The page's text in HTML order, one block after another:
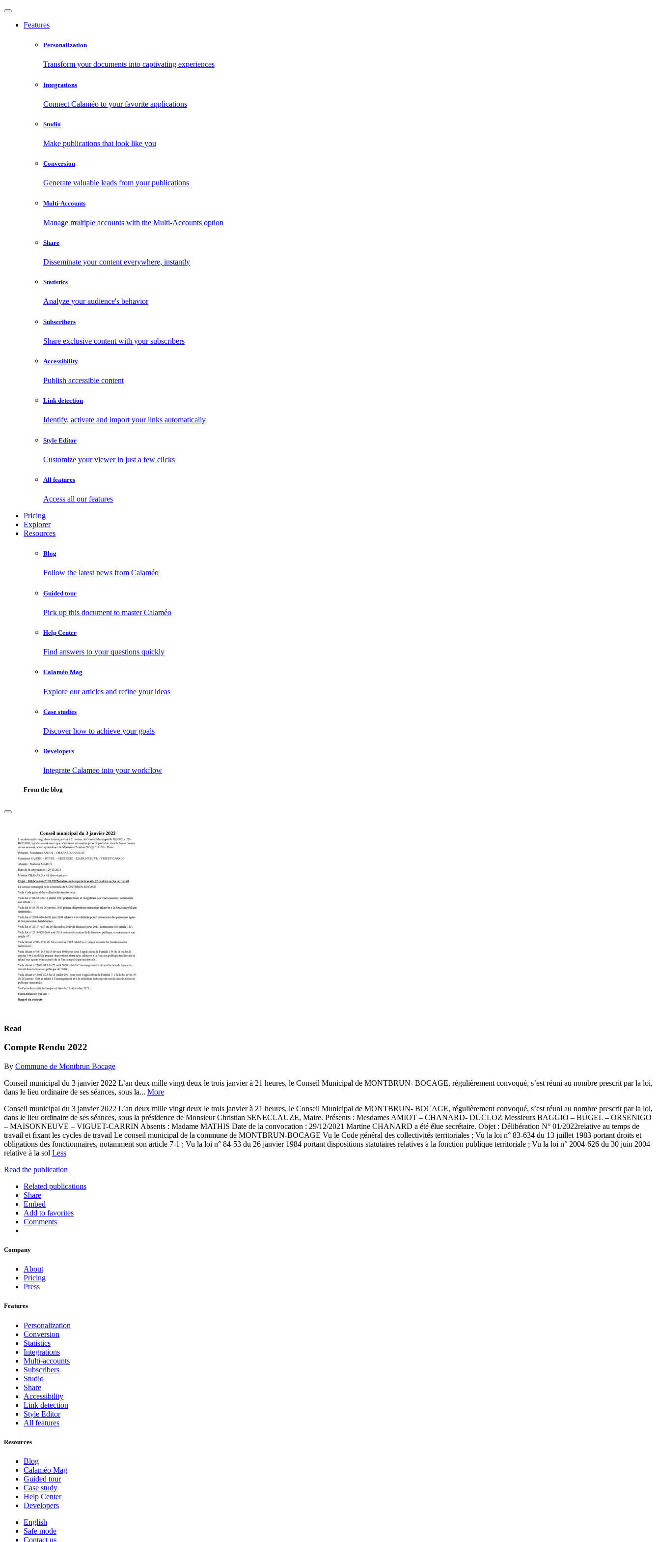
Features
Personalization
Transform your documents into captivating experiences
Integrations
Connect Calaméo to your favorite applications
Studio
Make publications that look like you
Conversion
Generate valuable leads from your publications
Multi-Accounts
Manage multiple accounts with the Multi-Accounts option
Share
Disseminate your content everywhere, instantly
Statistics
Analyze your audience's behavior
Subscribers
Share exclusive content with your subscribers
Accessibility
Publish accessible content
Link detection
Identify, activate and import your links automatically
Style Editor
Customize your viewer in just a few clicks
All features
Access all our features
Pricing
Explorer
Resources
Blog
Follow the latest news from Calaméo
Guided tour
Pick up this document to master Calaméo
Help Center
Find answers to your questions quickly
Calaméo Mag
Explore our articles and refine your ideas
Case studies
Discover how to achieve your goals
Developers
Integrate Calameo into your workflow
From the blog
Read
Compte Rendu 2022
By Commune de Montbrun Bocage
Conseil municipal du 3 janvier 2022 L’an deux mille vingt deux le trois janvier à 21 heures, le Conseil Municipal de MONTBRUN- BOCAGE, régulièrement convoqué, s’est réuni au nombre prescrit par la loi,
dans le lieu ordinaire de ses séances, sous la... More
Conseil municipal du 3 janvier 2022 L’an deux mille vingt deux le trois janvier à 21 heures, le Conseil Municipal de MONTBRUN- BOCAGE, régulièrement convoqué, s’est réuni au nombre prescrit par la loi,
dans le lieu ordinaire de ses séances, sous la présidence de Monsieur Christian SENECLAUZE, Maire. Présents : Mesdames AMIOT – CHANARD- DUCLOZ Messieurs BAGGIO – BÜGEL – ORSENIGO
– MAISONNEUVE – VIGUET-CARRIN Absents : Madame MATHIS Date de la convocation : 29/12/2021 Martine CHANARD a été élue secrétaire. Objet : Délibération N° 01/2022relative au temps de
travail et fixant les cycles de travail Le conseil municipal de la commune de MONTBRUN-BOCAGE Vu le Code général des collectivités territoriales ; Vu la loi n° 83-634 du 13 juillet 1983 portant droits et
obligations des fonctionnaires, notamment son article 7-1 ; Vu la loi n° 84-53 du 26 janvier 1984 portant dispositions statutaires relatives à la fonction publique territoriale ; Vu la loi n° 2004-626 du 30 juin 2004
relative à la sol Less
Read the publication
Related publications
Share
Embed
Add to favorites
Comments
Company
About
Pricing
Press
Features
Personalization
Conversion
Statistics
Integrations
Multi-accounts
Subscribers
Studio
Share
Accessibility
Link detection
Style Editor
All features
Resources
Blog
Calaméo Mag
Guided tour
Case study
Help Center
Developers
English
Safe mode
Contact us